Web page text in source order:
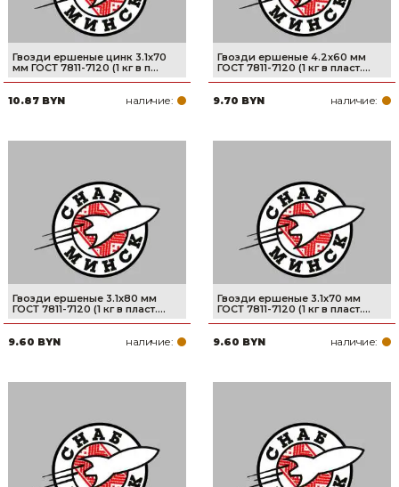
Гвозди ершеные цинк 3.1х70
мм ГОСТ 7811-7120 (1 кг в п...
10.87 BYN наличие:
Гвозди ершеные 4.2х60 мм
ГОСТ 7811-7120 (1 кг в пласт....
9.70 BYN наличие:
Гвозди ершеные 3.1х80 мм
ГОСТ 7811-7120 (1 кг в пласт....
9.60 BYN наличие:
Гвозди ершеные 3.1х70 мм
ГОСТ 7811-7120 (1 кг в пласт....
9.60 BYN наличие: